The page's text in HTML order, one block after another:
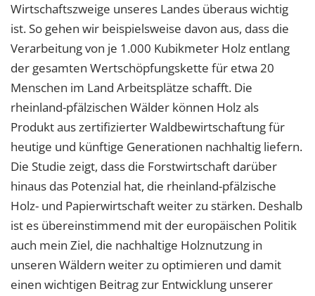
Wirtschaftszweige unseres Landes überaus wichtig
ist. So gehen wir beispielsweise davon aus, dass die
Verarbeitung von je 1.000 Kubikmeter Holz entlang
der gesamten Wertschöpfungskette für etwa 20
Menschen im Land Arbeitsplätze schafft. Die
rheinland-pfälzischen Wälder können Holz als
Produkt aus zertifizierter Waldbewirtschaftung für
heutige und künftige Generationen nachhaltig liefern.
Die Studie zeigt, dass die Forstwirtschaft darüber
hinaus das Potenzial hat, die rheinland-pfälzische
Holz- und Papierwirtschaft weiter zu stärken. Deshalb
ist es übereinstimmend mit der europäischen Politik
auch mein Ziel, die nachhaltige Holznutzung in
unseren Wäldern weiter zu optimieren und damit
einen wichtigen Beitrag zur Entwicklung unserer